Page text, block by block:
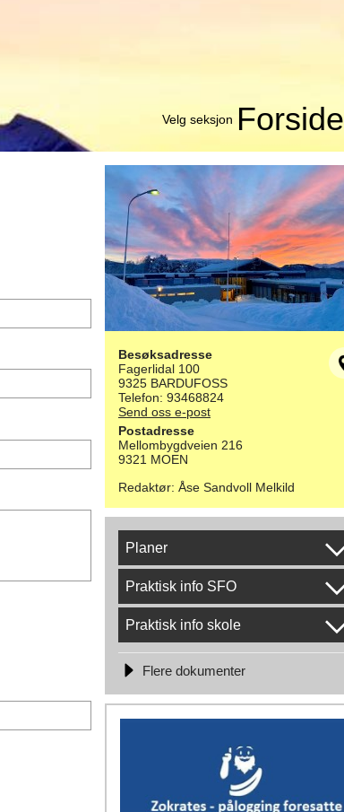
Velg seksjon Forside
Besøksadresse
Fagerlidal 100
9325 BARDUFOSS
Telefon: 93468824
Send oss e-post
Postadresse
Mellombygdveien 216
9321 MOEN
Redaktør: Åse Sandvoll Melkild
Planer
Praktisk info SFO
Praktisk info skole
Flere dokumenter